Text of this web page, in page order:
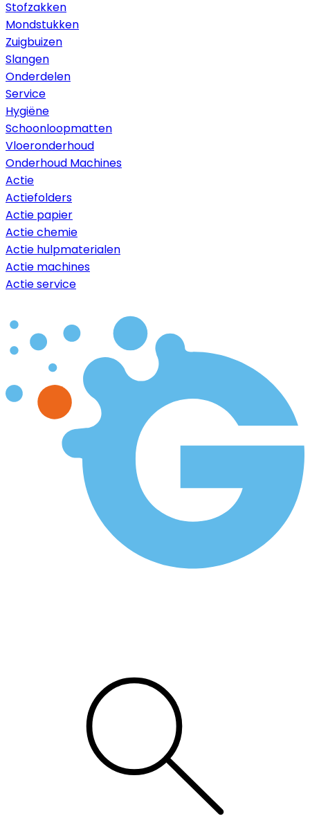
Stofzakken
Mondstukken
Zuigbuizen
Slangen
Onderdelen
Service
Hygiëne
Schoonloopmatten
Vloeronderhoud
Onderhoud Machines
Actie
Actiefolders
Actie papier
Actie chemie
Actie hulpmaterialen
Actie machines
Actie service